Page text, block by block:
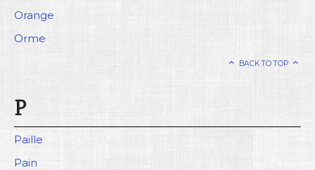
Orange
Orme
BACK TO TOP
P
Paille
Pain